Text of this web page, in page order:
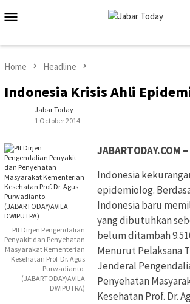
to
Home Headline
Indonesia Krisis Ahli
Jabar Today
1 October 2014
Plt Dirjen Pengendalian
Penyakit dan Penyehatan
Masyarakat Kementerian
Kesehatan Prof. Dr. Agus
Purwadianto.
(JABARTODAY/AVILA
DWIPUTRA)
JABARTODAY.COM
Indonesia
epidemiolog.
Indonesia baru
yang dibutuhkan
belum ditambah
Menurut Pelaksana
Jenderal
Penyehatan
Kesehatan Prof. Dr.